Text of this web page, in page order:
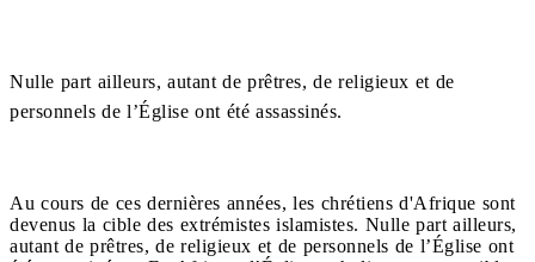
Nulle part ailleurs, autant de prêtres, de religieux et de
personnels de l’Église ont été assassinés.
Au cours de ces dernières années, les chrétiens d'Afrique sont
devenus la cible des extrémistes islamistes. Nulle part ailleurs,
autant de prêtres, de religieux et de personnels de l’Église ont